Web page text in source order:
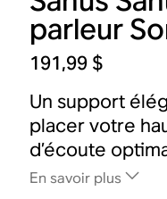
parleur
191,99 $
Un support
placer votre
d’écoute
En savoir plus